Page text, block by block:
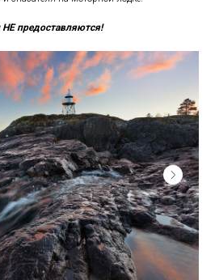
предоставляются!